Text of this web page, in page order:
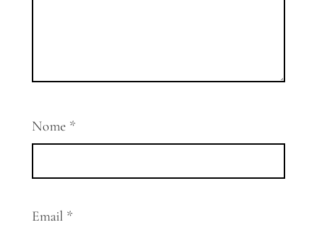
Nome *
Email *